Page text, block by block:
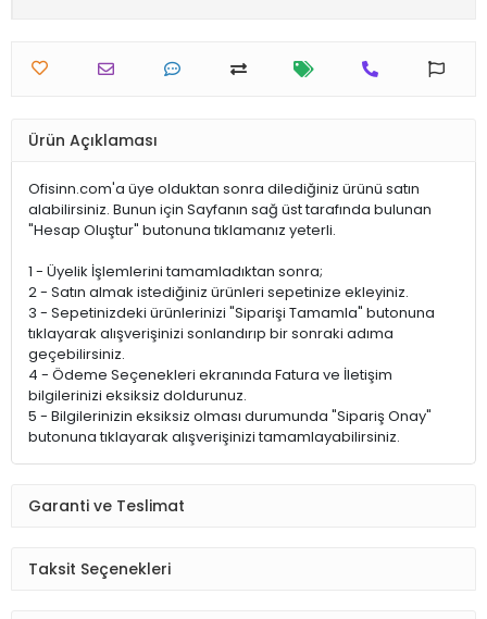
Ürün Açıklaması
Ofisinn.com'a üye olduktan sonra dilediğiniz ürünü satın
alabilirsiniz. Bunun için Sayfanın sağ üst tarafında bulunan
"Hesap Oluştur" butonuna tıklamanız yeterli.
1 - Üyelik İşlemlerini tamamladıktan sonra;
2 - Satın almak istediğiniz ürünleri sepetinize ekleyiniz.
3 - Sepetinizdeki ürünlerinizi "Siparişi Tamamla" butonuna
tıklayarak alışverişinizi sonlandırıp bir sonraki adıma
geçebilirsiniz.
4 - Ödeme Seçenekleri ekranında Fatura ve İletişim
bilgilerinizi eksiksiz doldurunuz.
5 - Bilgilerinizin eksiksiz olması durumunda "Sipariş Onay"
butonuna tıklayarak alışverişinizi tamamlayabilirsiniz.
Garanti ve Teslimat
Taksit Seçenekleri